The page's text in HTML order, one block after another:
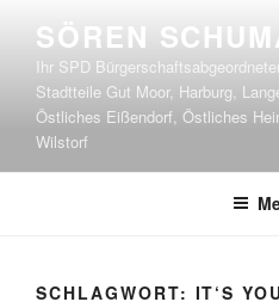
Inhalt
springen
SÖREN
Ihr SPD
Stadtteile Gut Moor, Harburg,
Östliches Eißendorf, Östliches
Wilstorf
SCHLAGWORT: IT‘S